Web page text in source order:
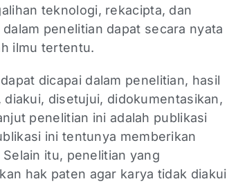
teknologi, rekacipta, dan
penelitian dapat secara nyata
ilmu tertentu.
dicapai dalam penelitian, hasil
disetujui, didokumentasikan,
penelitian ini adalah publikasi
ini tentunya memberikan
itu, penelitian yang
hak paten agar karya tidak diakui